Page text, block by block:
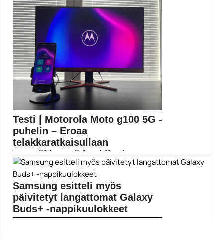
Uusien vuotokuvien perusteella OnePlus Nord 2 CE
muistuttaa...
Mobiiliuutiset
Testi | Motorola Moto g100 5G -
puhelin – Eroaa
telakkaratkaisullaan
tasaväkisessä keskiluokassa
Motorola toi Suomeen kevään puolella myytiin Moto
Mobiilitestit
Samsung esitteli myös
päivitetyt langattomat Galaxy
Buds+ -nappikuulokkeet